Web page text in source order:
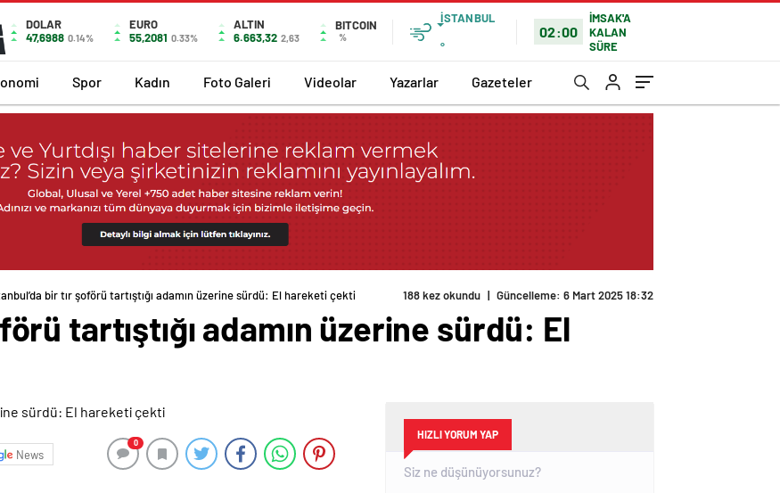
DOLAR
47,6988 0.14%
EURO
55,2081 0.33%
ALTIN
6.663,32 2,63
BITCOIN
%
İSTANBUL
°
02:00
İMSAK'A
KALAN
SÜRE
Spor Kadın Foto Galeri Videolar Yazarlar Gazeteler
bir tır şoförü tartıştığı adamın üzerine sürdü: El hareketi çekti 188 kez okundu | Güncelleme: 6 Mart 2025 18:32
tartıştığı adamın üzerine sürdü: El
News
0
HIZLI YORUM YAP